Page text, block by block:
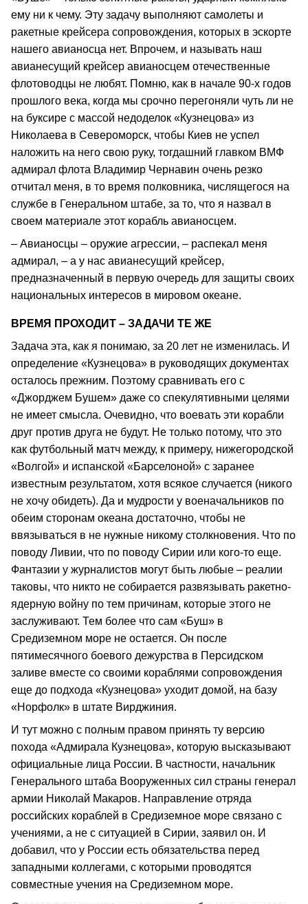
ему ни к чему. Эту задачу выполняют самолеты и
ракетные крейсера сопровождения, которых в эскорте
нашего авианосца нет. Впрочем, и называть наш
авианесущий крейсер авианосцем отечественные
флотоводцы не любят. Помню, как в начале 90-х годов
прошлого века, когда мы срочно перегоняли чуть ли не
на буксире с массой недоделок «Кузнецова» из
Николаева в Североморск, чтобы Киев не успел
наложить на него свою руку, тогдашний главком ВМФ
адмирал флота Владимир Чернавин очень резко
отчитал меня, в то время полковника, числящегося на
службе в Генеральном штабе, за то, что я назвал в
своем материале этот корабль авианосцем.
– Авианосцы – оружие агрессии, – распекал меня
адмирал, – а у нас авианесущий крейсер,
предназначенный в первую очередь для защиты своих
национальных интересов в мировом океане.
ВРЕМЯ ПРОХОДИТ – ЗАДАЧИ ТЕ ЖЕ
Задача эта, как я понимаю, за 20 лет не изменилась. И
определение «Кузнецова» в руководящих документах
осталось прежним. Поэтому сравнивать его с
«Джорджем Бушем» даже со спекулятивными целями
не имеет смысла. Очевидно, что воевать эти корабли
друг против друга не будут. Не только потому, что это
как футбольный матч между, к примеру, нижегородской
«Волгой» и испанской «Барселоной» с заранее
известным результатом, хотя всякое случается (никого
не хочу обидеть). Да и мудрости у военачальников по
обеим сторонам океана достаточно, чтобы не
ввязываться в не нужные никому столкновения. Что по
поводу Ливии, что по поводу Сирии или кого-то еще.
Фантазии у журналистов могут быть любые – реалии
таковы, что никто не собирается развязывать ракетно-
ядерную войну по тем причинам, которые этого не
заслуживают. Тем более что сам «Буш» в
Средиземном море не остается. Он после
пятимесячного боевого дежурства в Персидском
заливе вместе со своими кораблями сопровождения
еще до подхода «Кузнецова» уходит домой, на базу
«Норфолк» в штате Вирджиния.
И тут можно с полным правом принять ту версию
похода «Адмирала Кузнецова», которую высказывают
официальные лица России. В частности, начальник
Генерального штаба Вооруженных сил страны генерал
армии Николай Макаров. Направление отряда
российских кораблей в Средиземное море связано с
учениями, а не с ситуацией в Сирии, заявил он. И
добавил, что у России есть обязательства перед
западными коллегами, с которыми проводятся
совместные учения на Средиземном море.